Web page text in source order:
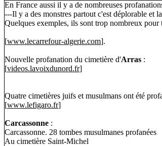
En France aussi il y a de nombreuses
---Il y a des monstres partout c'est déplorable et
Quelques exemples, ils sont trop nombreux pour
[www.lecarrefour-algerie.com].
Nouvelle profanation du cimetière d'Arras :
[videos.lavoixdunord.fr]
Quatre cimetières juifs et musulmans ont été
[www.lefigaro.fr]
Carcassonne :
Carcassonne. 28 tombes musulmanes profanées
Au cimetière Saint-Michel